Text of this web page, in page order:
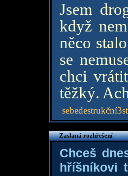
Jsem
když
něco
se
chci
těžký.
Zaslaná rozhřešení
Chceš
hříšníkovi